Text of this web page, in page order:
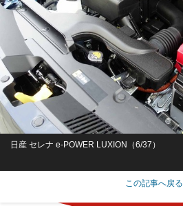
日産 セレナ e-POWER LUXION（6/37）
この記事へ戻る